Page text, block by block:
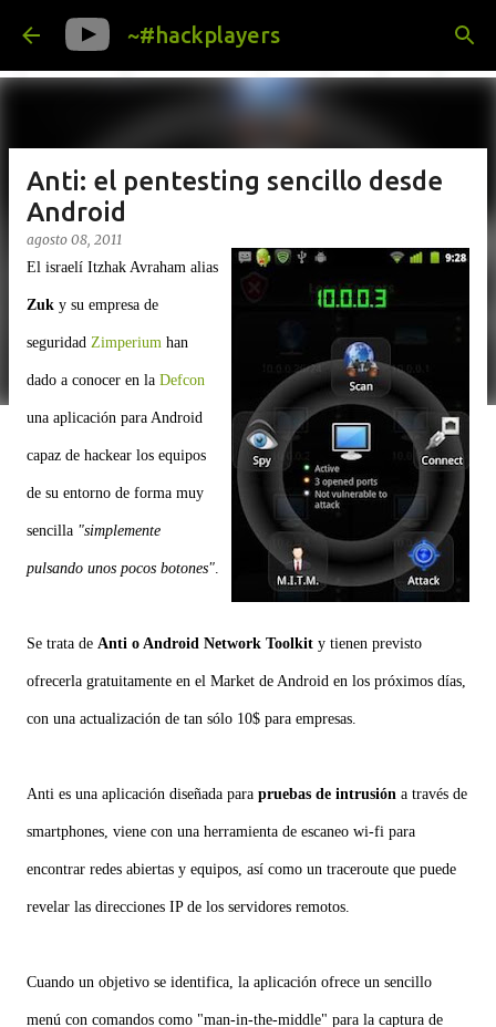
Ir al contenido principal
~#hackplayers
Anti: el pentesting sencillo desde
Android
agosto 08, 2011
El israelí Itzhak Avraham alias
Zuk y su empresa de
seguridad Zimperium han
dado a conocer en la Defcon
una aplicación para Android
capaz de hackear los equipos
de su entorno de forma muy
sencilla "simplemente
pulsando unos pocos botones".
Se trata de Anti o Android Network Toolkit y tienen previsto
ofrecerla gratuitamente en el Market de Android en los próximos días,
con una actualización de tan sólo 10$ para empresas.
Anti es una aplicación diseñada para pruebas de intrusión a través de
smartphones, viene con una herramienta de escaneo wi-fi para
encontrar redes abiertas y equipos, así como un traceroute que puede
revelar las direcciones IP de los servidores remotos.
Cuando un objetivo se identifica, la aplicación ofrece un sencillo
menú con comandos como "man-in-the-middle" para la captura de